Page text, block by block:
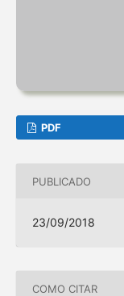
PDF
PUBLICADO
23/09/2018
COMO CITAR